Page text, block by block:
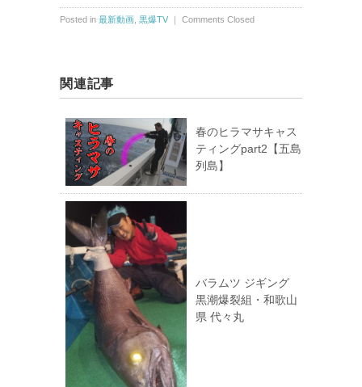
Posted in 最新動画 黒爆TV ｜ Comments Closed
関連記事
春のヒラマサキャス
ティングpart2【五島
列島】
バラムツ ジギング
黒潮爆裂組・和歌山
県 代々丸